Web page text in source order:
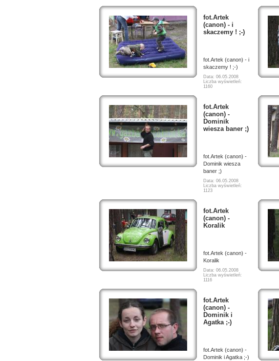
fot.Artek
(canon) - i
skaczemy ! ;-)
fot.Artek (canon) - i
skaczemy ! ;-)
Data: 06.05.2008
Liczba wyświetleń:
1160
fot.Artek
(canon) -
Dominik
wiesza baner ;)
fot.Artek (canon) -
Dominik wiesza
baner ;)
Data: 06.05.2008
Liczba wyświetleń:
1123
fot.Artek
(canon) -
Koralik
fot.Artek (canon) -
Koralik
Data: 06.05.2008
Liczba wyświetleń:
1116
fot.Artek
(canon) -
Dominik i
Agatka ;-)
fot.Artek (canon) -
Dominik i Agatka ;-)